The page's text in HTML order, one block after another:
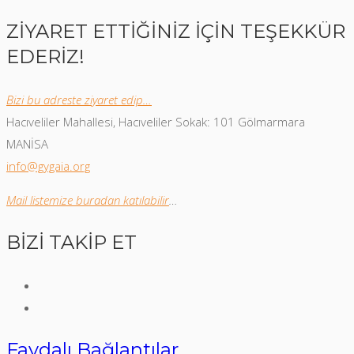
ZİYARET ETTİĞİNİZ İÇİN TEŞEKKÜR
EDERİZ!
Bizi bu adreste ziyaret edip…
Hacıveliler Mahallesi, Hacıveliler Sokak: 101 Gölmarmara
MANİSA
info@gygaia.org
Mail listemize buradan katılabilir…
BİZİ TAKİP ET